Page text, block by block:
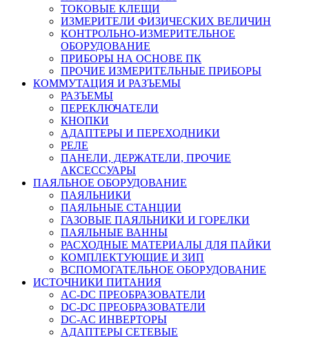
ТОКОВЫЕ КЛЕЩИ
ИЗМЕРИТЕЛИ ФИЗИЧЕСКИХ ВЕЛИЧИН
КОНТРОЛЬНО-ИЗМЕРИТЕЛЬНОЕ
ОБОРУДОВАНИЕ
ПРИБОРЫ НА ОСНОВЕ ПК
ПРОЧИЕ ИЗМЕРИТЕЛЬНЫЕ ПРИБОРЫ
КОММУТАЦИЯ И РАЗЪЕМЫ
РАЗЪЕМЫ
ПЕРЕКЛЮЧАТЕЛИ
КНОПКИ
АДАПТЕРЫ И ПЕРЕХОДНИКИ
РЕЛЕ
ПАНЕЛИ, ДЕРЖАТЕЛИ, ПРОЧИЕ
АКСЕССУАРЫ
ПАЯЛЬНОЕ ОБОРУДОВАНИЕ
ПАЯЛЬНИКИ
ПАЯЛЬНЫЕ СТАНЦИИ
ГАЗОВЫЕ ПАЯЛЬНИКИ И ГОРЕЛКИ
ПАЯЛЬНЫЕ ВАННЫ
РАСХОДНЫЕ МАТЕРИАЛЫ ДЛЯ ПАЙКИ
КОМПЛЕКТУЮЩИЕ И ЗИП
ВСПОМОГАТЕЛЬНОЕ ОБОРУДОВАНИЕ
ИСТОЧНИКИ ПИТАНИЯ
AC-DC ПРЕОБРАЗОВАТЕЛИ
DC-DC ПРЕОБРАЗОВАТЕЛИ
DC-AC ИНВЕРТОРЫ
АДАПТЕРЫ СЕТЕВЫЕ